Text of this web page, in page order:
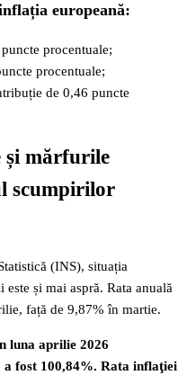
europeană:
procentuale;
procentuale;
de 0,46 puncte
și mărfurile
scumpirilor
(INS), situația
și mai aspră. Rata anuală
față de 9,87% în martie.
luna aprilie 2026
fost 100,84%. Rata inflaţiei